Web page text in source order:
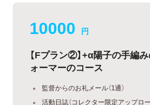
10000 円
【Fプラン②】+α陽子の手編
ォーマーのコース
監督からのお礼メール（1通）
活動日誌（コレクター限定アップロー